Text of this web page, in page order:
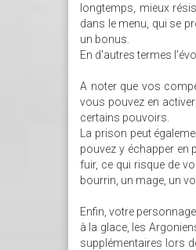
longtemps, mieux
dans le menu, qui se
un bonus.
En d'autres termes
A noter que vos
vous pouvez en
certains pouvoirs.
La prison peut
pouvez y échapper en
fuir, ce qui risque de
bourrin, un mage, un
Enfin, votre
à la glace, les
supplémentaires lors